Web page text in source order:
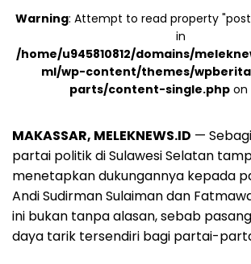
Warning: Attempt to read property
in
/home/u945810812/domains/
ml/wp-content/themes/
parts/content-single.phpon
MAKASSAR, MELEKNEWS.ID —
partai politik di Sulawesi Selatan
menetapkan dukungannya kepada
Andi Sudirman Sulaiman dan
ini bukan tanpa alasan, sebab
daya tarik tersendiri bagi partai-